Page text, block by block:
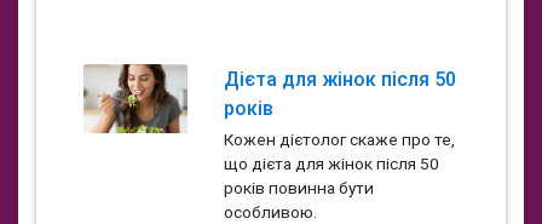
Дієта для жінок після 50
років
Кожен дієтолог скаже про те,
що дієта для жінок після 50
років повинна бути
особливою.